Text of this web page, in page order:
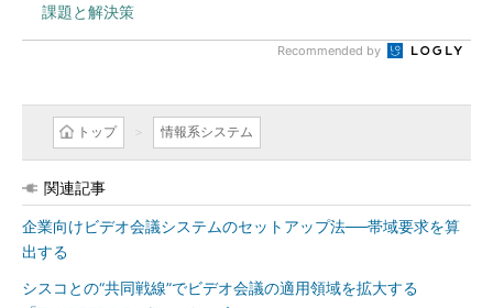
課題と解決策
Recommended by
トップ 情報系システム
関連記事
企業向けビデオ会議システムのセットアップ法──帯域要求を算
出する
シスコとの“共同戦線”でビデオ会議の適用領域を拡大する